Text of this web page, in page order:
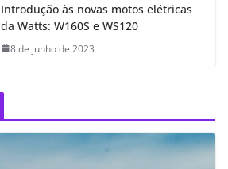
Introdução às novas motos elétricas
da Watts: W160S e WS120
8 de junho de 2023